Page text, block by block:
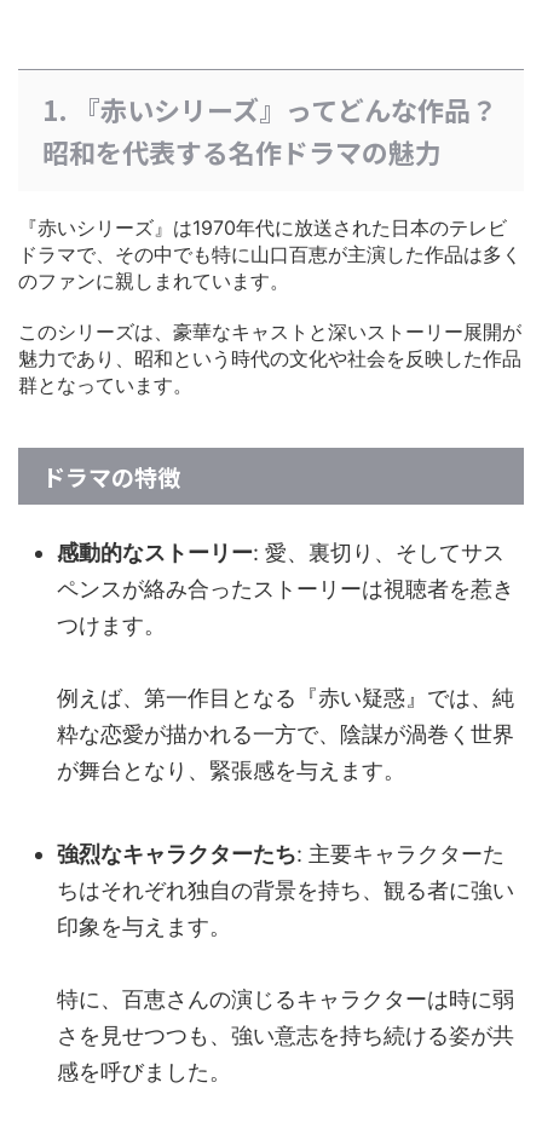
1. 『赤いシリーズ』ってどんな作品？
昭和を代表する名作ドラマの魅力
『赤いシリーズ』は1970年代に放送された日本のテレビ
ドラマで、その中でも特に山口百恵が主演した作品は多く
のファンに親しまれています。
このシリーズは、豪華なキャストと深いストーリー展開が
魅力であり、昭和という時代の文化や社会を反映した作品
群となっています。
ドラマの特徴
感動的なストーリー: 愛、裏切り、そしてサス
ペンスが絡み合ったストーリーは視聴者を惹き
つけます。
例えば、第一作目となる『赤い疑惑』では、純
粋な恋愛が描かれる一方で、陰謀が渦巻く世界
が舞台となり、緊張感を与えます。
強烈なキャラクターたち: 主要キャラクターた
ちはそれぞれ独自の背景を持ち、観る者に強い
印象を与えます。
特に、百恵さんの演じるキャラクターは時に弱
さを見せつつも、強い意志を持ち続ける姿が共
感を呼びました。